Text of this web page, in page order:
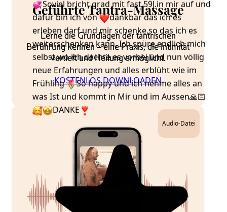
Geführte Tantra-Massage
Lerne die Grundlagen der tantrischen
Berührung kennen – eine Praxis, die Intimität
vertieft und Heilung ermöglicht.
KOSTENLOS DOWNLOADEN
Audio-Datei